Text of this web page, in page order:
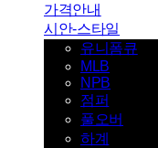
가격안내
시안-스타일
유니폼큐
MLB
NPB
점퍼
풀오버
하계